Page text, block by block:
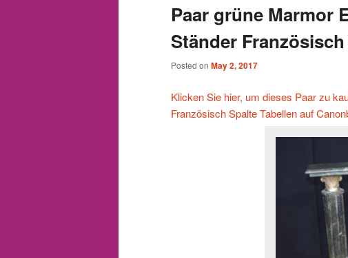
Paar grüne Marmor
Ständer
Posted on May 2, 2017
Klicken Sie hier, um dieses Paar zu
Französisch Spalte Tabellen auf